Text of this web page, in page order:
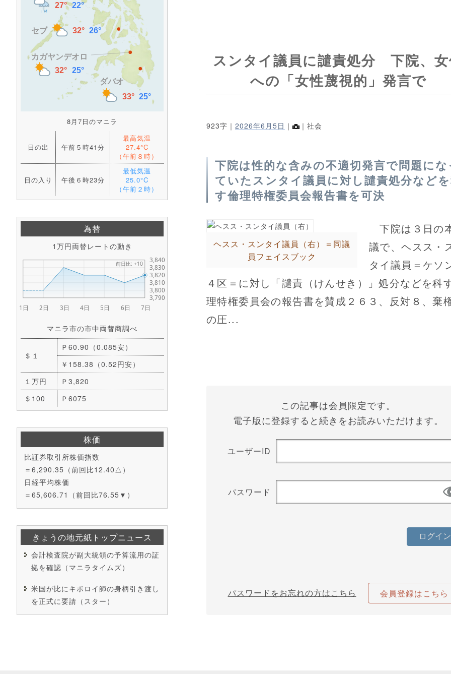
8月7日のマニラ
日の出 午前５時41分
最高気温
27.4°C
（午前８時）
日の入り 午後６時23分
最低気温
25.0°C
（午前２時）
為替
1万円両替レートの動き
マニラ市の市中両替商調べ
＄１
Ｐ60.90（0.085安）
￥158.38（0.52円安）
１万円
Ｐ3,820
＄100
Ｐ6075
株価
比証券取引所株価指数
＝6,290.35（前回比12.40△）
日経平均株価
＝65,606.71（前回比76.55▼）
きょうの地元紙トップニュース
会計検査院が副大統領の予算流用の証
拠を確認（マニラタイムズ）
米国が比にキボロイ師の身柄引き渡し
を正式に要請（スター）
スンタイ議員に譴責処分 下院、
への「女性蔑視的」発言で
923字｜ 2026年6月5日 ｜ ｜社会
下院は性的な含みの不適切発言で問題に
ていたスンタイ議員に対し譴責処分など
す倫理特権委員会報告書を可決
ヘスス・スンタイ議員（右）＝同議
員フェイスブック
下院は３日の
議で、ヘスス・
タイ議員＝ケソ
４区＝に対し「譴責（けんせき）」処分などを科
理特権委員会の報告書を賛成２６３、反対８、棄
の圧...
この記事は会員限定です。
電子版に登録すると続きをお読みいただけます。
ユーザーID
パスワード
パスワードをお忘れの方はこちら 会員登録はこちら